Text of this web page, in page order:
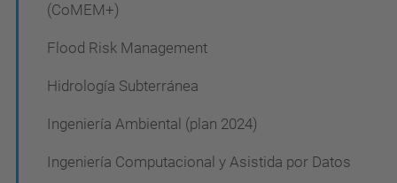
(CoMEM+)
Flood Risk Management
Hidrología Subterránea
Ingeniería Ambiental (plan 2024)
Ingeniería Computacional y Asistida por Datos